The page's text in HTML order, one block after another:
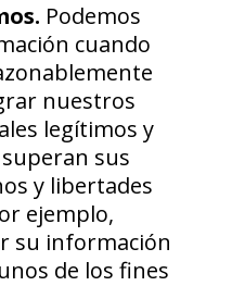
Podemos
cuando
nuestros
legítimos y
sus
y libertades
ejemplo,
su información
de los fines